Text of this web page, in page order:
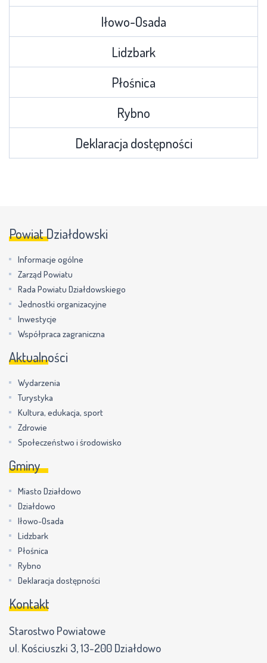
Iłowo-Osada
Lidzbark
Płośnica
Rybno
Deklaracja dostępności
Powiat Działdowski
Informacje ogólne
Zarząd Powiatu
Rada Powiatu Działdowskiego
Jednostki organizacyjne
Inwestycje
Współpraca zagraniczna
Aktualności
Wydarzenia
Turystyka
Kultura, edukacja, sport
Zdrowie
Społeczeństwo i środowisko
Gminy
Miasto Działdowo
Działdowo
Iłowo-Osada
Lidzbark
Płośnica
Rybno
Deklaracja dostępności
Kontakt
Starostwo Powiatowe
ul. Kościuszki 3, 13-200 Działdowo